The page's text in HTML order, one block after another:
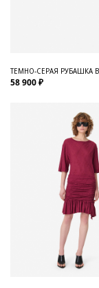
ТЕМНО-СЕРАЯ РУБАШКА
58 900 ₽